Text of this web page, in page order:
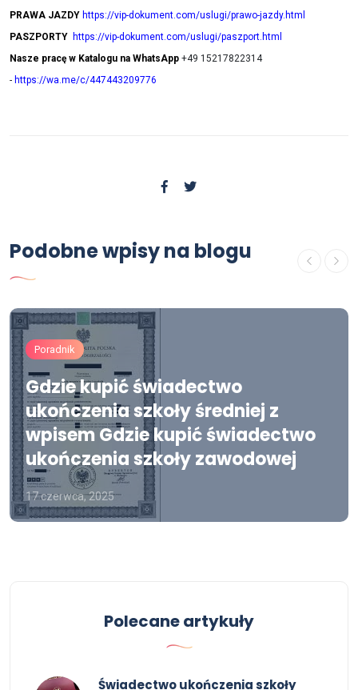
PRAWA JAZDY https://vip-dokument.com/uslugi/prawo-jazdy.html
PASZPORTY https://vip-dokument.com/uslugi/paszport.html
Nasze pracę w Katalogu na WhatsApp +49 15217822314
- https://wa.me/c/447443209776
Podobne wpisy na blogu
Poradnik
Gdzie kupić świadectwo
ukończenia szkoły średniej z
wpisem Gdzie kupić świadectwo
ukończenia szkoły zawodowej
17 czerwca, 2025
Polecane artykuły
Świadectwo ukończenia szkoły